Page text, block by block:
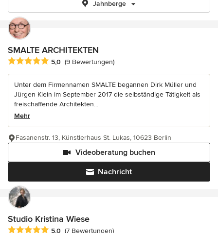
Jahnberge
SMALTE ARCHITEKTEN
Durchschnittliche Bewertung: 5 von 5 Sternen
5,0 (9 Bewertungen)
Unter dem Firmennamen SMALTE begannen Dirk Müller und
Jürgen Klein im September 2017 die selbständige Tätigkeit als
freischaffende Architekten...
Mehr
Nachricht
Videoberatung buchen
Fasanenstr. 13, Künstlerhaus St. Lukas, 10623 Berlin
Studio Kristina Wiese
Durchschnittliche Bewertung: 5 von 5 Sternen
5,0 (7 Bewertungen)